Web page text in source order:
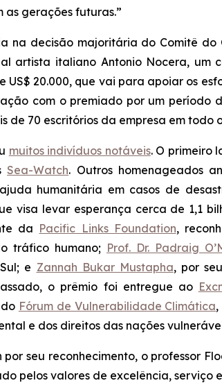
gerações futuras.”
na decisão majoritária do Comitê do
artista italiano Antonio Nocera, um
20.000, que vai para apoiar os
com o premiado por um período
70 escritórios da empresa em todo
muitos indivíduos notáveis. O primeiro
Sea-Watch. Outros homenageados
humanitária em casos de
visa levar esperança cerca de 1,1
da Pacific Links Foundation,
tráfico humano; Prof. Dr. Padraig
e Zannah Bukar Mustapha, por
o prêmio foi entregue ao
Fórum de Vulnerabilidade Climática
e dos direitos das nações
seu reconhecimento, o professor
pelos valores de excelência,